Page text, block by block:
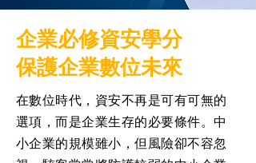
​企業必修資安學分
保護企業數位未來
在數位時代，資安不再是可有可無的
選項，而是企業生存的必要條件。中
小企業的規模雖小，但風險卻不容忽